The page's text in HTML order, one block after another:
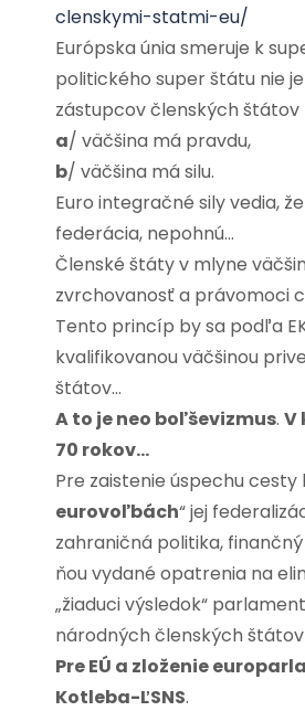
clenskymi-statmi-eu/
Európska únia smeruje k
politického super štátu nie
zástupcov členských štátov
a/ väčšina má pravdu,
b/ väčšina má silu.
Euro integračné sily vedia,
federácia, nepohnú…
Členské štáty v mlyne
zvrchovanosť a právomoci
Tento princíp by sa podľa
kvalifikovanou väčšinou
štátov…
A to je neo boľševizmus. V
70 rokov…
Pre zaistenie úspechu cesty
eurovoľbách“ jej
zahraničná politika,
ňou vydané opatrenia na
„žiaduci výsledok“
národných členských štátov
Pre EÚ a zloženie
Kotleba-ĽSNS.